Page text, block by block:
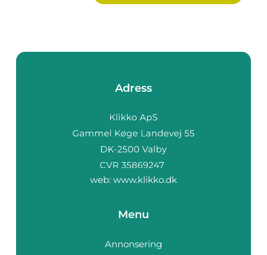
Adress
web: www.klikko.dk
Menu
Annonsering